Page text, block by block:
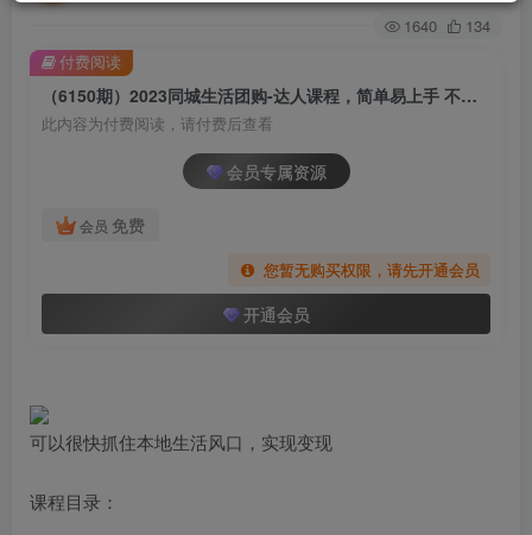
1640 134
（6150期）2023同城生活团购-达人课程，简单易上手 不用保证金 普通人也可以弯道超车
此内容为付费阅读，请付费后查看
会员专属资源
会员 免费
您暂无购买权限，请先开通会员
开通会员
付费阅读
可以很快抓住本地生活风口，实现变现
课程目录：